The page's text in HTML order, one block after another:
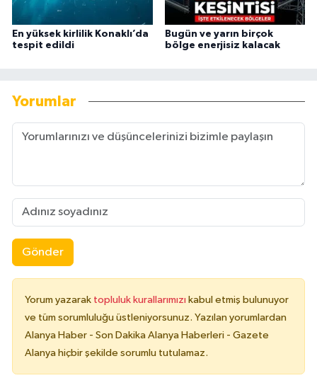
En yüksek kirlilik Konaklı’da
tespit edildi
Bugün ve yarın birçok
bölge enerjisiz kalacak
Yorumlar
Gönder
Yorum yazarak topluluk kurallarımızı kabul etmiş bulunuyor
ve tüm sorumluluğu üstleniyorsunuz. Yazılan yorumlardan
Alanya Haber - Son Dakika Alanya Haberleri - Gazete
Alanya hiçbir şekilde sorumlu tutulamaz.